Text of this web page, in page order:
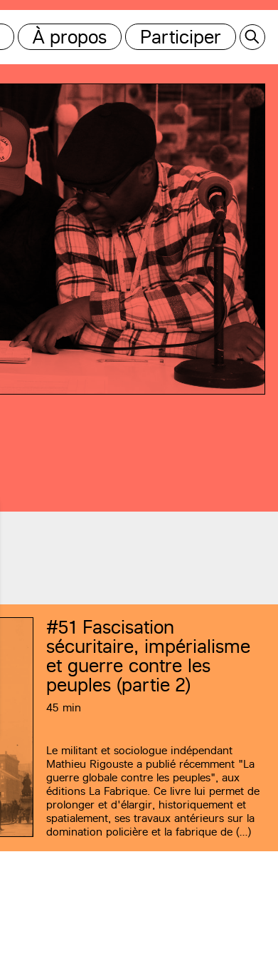
À propos Participer
#51 Fascisation
sécuritaire, impérialisme
et guerre contre les
peuples (partie 2)
45 min
Le militant et sociologue indépendant
Mathieu Rigouste a publié récemment "La
guerre globale contre les peuples", aux
éditions La Fabrique. Ce livre lui permet de
prolonger et d'élargir, historiquement et
spatialement, ses travaux antérieurs sur la
domination policière et la fabrique de (…)